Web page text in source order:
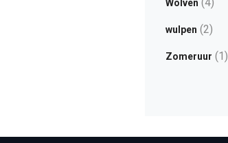
Wolven
wulpen (2)
Zomeruur (1)